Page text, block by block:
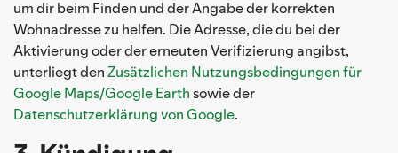
um dir beim Finden und der Angabe der korrekten
Wohnadresse zu helfen. Die Adresse, die du bei der
Aktivierung oder der erneuten Verifizierung angibst,
unterliegt denZusätzlichen Nutzungsbedingungen für
Google Maps/Google Earthsowie der
Datenschutzerklärung von Google.